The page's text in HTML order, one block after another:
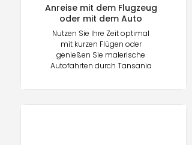
Anreise mit dem Flugzeug
oder mit dem Auto
Nutzen Sie Ihre Zeit optimal
mit kurzen Flügen oder
genießen Sie malerische
Autofahrten durch Tansania